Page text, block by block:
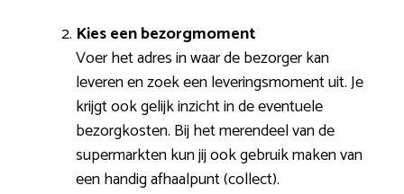
Kies een bezorgmoment
Voer het adres in waar de bezorger kan
leveren en zoek een leveringsmoment uit. Je
krijgt ook gelijk inzicht in de eventuele
bezorgkosten. Bij het merendeel van de
supermarkten kun jij ook gebruik maken van
een handig afhaalpunt (collect).